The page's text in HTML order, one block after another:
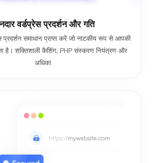
वर्डप्रेस प्रदर्शन और गति
प्रदर्शन समाधान प्राप्त करें जो नाटकीय रूप से आपकी
है। शक्तिशाली कैशिंग, PHP संस्करण नियंत्रण और
अधिक!